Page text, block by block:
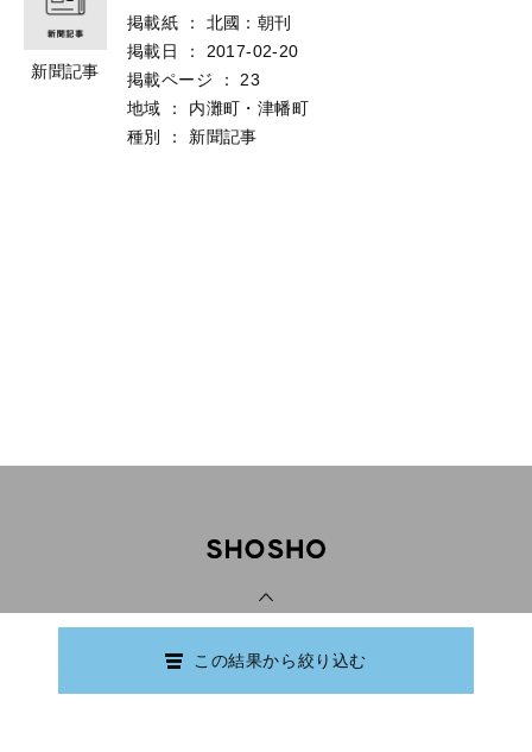
新聞記事
掲載紙 ：
北國：朝刊
掲載日
：
2017-02-20
掲載ページ
：
23
地域
：
内灘町・津幡町
種別
： 新聞記事
この結果から絞り込む
Copyright © Ishikawa Prefectural Library.